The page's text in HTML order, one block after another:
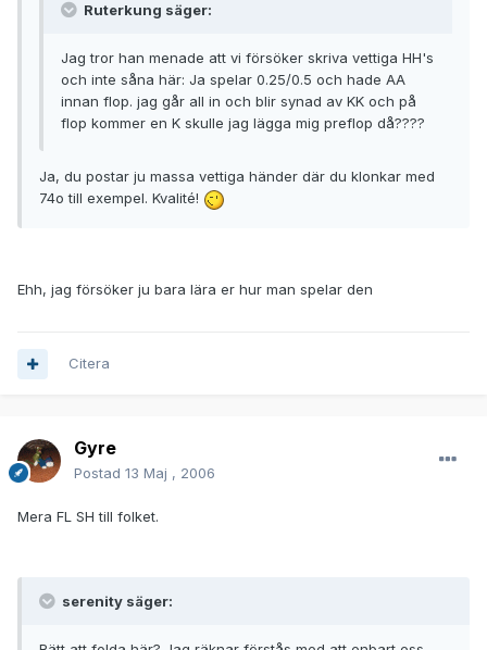
Ruterkung säger:
Jag tror han menade att vi försöker skriva vettiga HH's
och inte såna här: Ja spelar 0.25/0.5 och hade AA
innan flop. jag går all in och blir synad av KK och på
flop kommer en K skulle jag lägga mig preflop då????
Ja, du postar ju massa vettiga händer där du klonkar med
74o till exempel. Kvalité!
Ehh, jag försöker ju bara lära er hur man spelar den
Citera
Gyre
Postad 13 Maj , 2006
Mera FL SH till folket.
serenity säger: